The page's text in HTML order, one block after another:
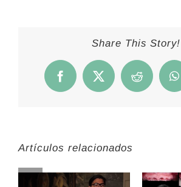
Share This Story!
Facebook
X Reddit
Artículos relacionados